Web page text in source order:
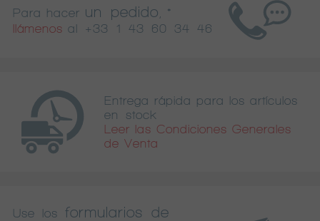
Para hacer un pedido , *
llámenos al +33 1 43 60 34 46
Entrega rápida para los artículos
en stock
Leer las Condiciones Generales
de Venta
Use los
formularios de